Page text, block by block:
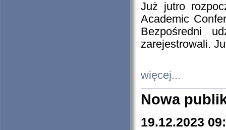
Już jutro
Academic
Bezpośredni
zarejestrowali.
więcej...
Nowa
19.12.2023